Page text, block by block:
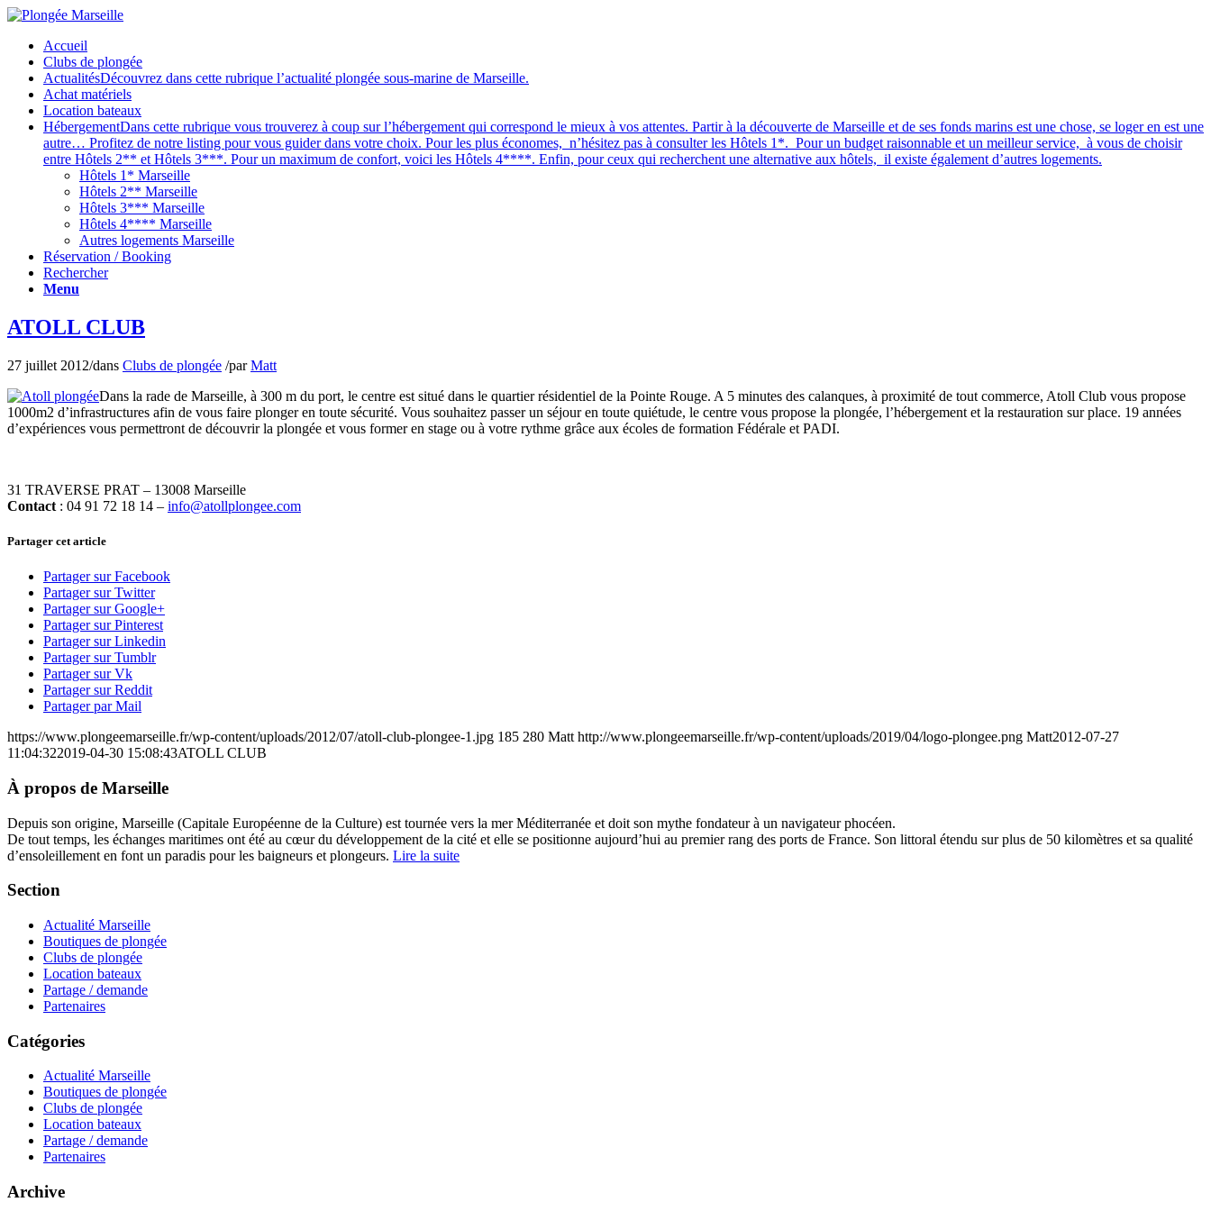
Accueil
Clubs de plongée
ActualitésDécouvrez dans cette rubrique l’actualité plongée sous-marine de Marseille.
Achat matériels
Location bateaux
HébergementDans cette rubrique vous trouverez à coup sur l’hébergement qui correspond le mieux à vos attentes. Partir à la découverte de Marseille et de ses fonds marins est une chose, se loger en est une
autre… Profitez de notre listing pour vous guider dans votre choix. Pour les plus économes, n’hésitez pas à consulter les Hôtels 1*. Pour un budget raisonnable et un meilleur service, à vous de choisir
entre Hôtels 2** et Hôtels 3***. Pour un maximum de confort, voici les Hôtels 4****. Enfin, pour ceux qui recherchent une alternative aux hôtels, il existe également d’autres logements.
Hôtels 1* Marseille
Hôtels 2** Marseille
Hôtels 3*** Marseille
Hôtels 4**** Marseille
Autres logements Marseille
Réservation / Booking
Rechercher
Menu
ATOLL CLUB
27 juillet 2012/dans Clubs de plongée /parMatt
Dans la rade de Marseille, à 300 m du port, le centre est situé dans le quartier résidentiel de la Pointe Rouge. A 5 minutes des calanques, à proximité de tout commerce, Atoll Club vous propose
1000m2 d’infrastructures afin de vous faire plonger en toute sécurité. Vous souhaitez passer un séjour en toute quiétude, le centre vous propose la plongée, l’hébergement et la restauration sur place. 19 années
d’expériences vous permettront de découvrir la plongée et vous former en stage ou à votre rythme grâce aux écoles de formation Fédérale et PADI.
31 TRAVERSE PRAT – 13008 Marseille
Contact : 04 91 72 18 14 – info@atollplongee.com
Partager cet article
Partager sur Facebook
Partager sur Twitter
Partager sur Google+
Partager sur Pinterest
Partager sur Linkedin
Partager sur Tumblr
Partager sur Vk
Partager sur Reddit
Partager par Mail
https://www.plongeemarseille.fr/wp-content/uploads/2012/07/atoll-club-plongee-1.jpg 185 280 Matt http://www.plongeemarseille.fr/wp-content/uploads/2019/04/logo-plongee.png Matt2012-07-27
11:04:322019-04-30 15:08:43ATOLL CLUB
À propos de Marseille
Depuis son origine, Marseille (Capitale Européenne de la Culture) est tournée vers la mer Méditerranée et doit son mythe fondateur à un navigateur phocéen.
De tout temps, les échanges maritimes ont été au cœur du développement de la cité et elle se positionne aujourd’hui au premier rang des ports de France. Son littoral étendu sur plus de 50 kilomètres et sa qualité
d’ensoleillement en font un paradis pour les baigneurs et plongeurs. Lire la suite
Section
Actualité Marseille
Boutiques de plongée
Clubs de plongée
Location bateaux
Partage / demande
Partenaires
Catégories
Actualité Marseille
Boutiques de plongée
Clubs de plongée
Location bateaux
Partage / demande
Partenaires
Archive